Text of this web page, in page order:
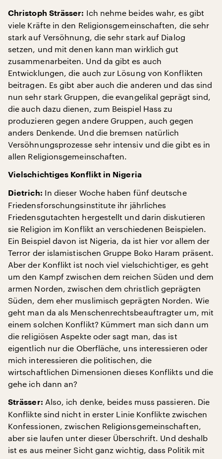
Christoph Strässer: Ich nehme beides wahr, es gibt
viele Kräfte in den Religionsgemeinschaften, die sehr
stark auf Versöhnung, die sehr stark auf Dialog
setzen, und mit denen kann man wirklich gut
zusammenarbeiten. Und da gibt es auch
Entwicklungen, die auch zur Lösung von Konflikten
beitragen. Es gibt aber auch die anderen und das sind
nun sehr stark Gruppen, die evangelikal geprägt sind,
die auch dazu dienen, zum Beispiel Hass zu
produzieren gegen andere Gruppen, auch gegen
anders Denkende. Und die bremsen natürlich
Versöhnungsprozesse sehr intensiv und die gibt es in
allen Religionsgemeinschaften.
Vielschichtiges Konflikt in Nigeria
Dietrich: In dieser Woche haben fünf deutsche
Friedensforschungsinstitute ihr jährliches
Friedensgutachten hergestellt und darin diskutieren
sie Religion im Konflikt an verschiedenen Beispielen.
Ein Beispiel davon ist Nigeria, da ist hier vor allem der
Terror der islamistischen Gruppe Boko Haram präsent.
Aber der Konflikt ist noch viel vielschichtiger, es geht
um den Kampf zwischen dem reichen Süden und dem
armen Norden, zwischen dem christlich geprägten
Süden, dem eher muslimisch geprägten Norden. Wie
geht man da als Menschenrechtsbeauftragter um, mit
einem solchen Konflikt? Kümmert man sich dann um
die religiösen Aspekte oder sagt man, das ist
eigentlich nur die Oberfläche, uns interessieren oder
mich interessieren die politischen, die
wirtschaftlichen Dimensionen dieses Konflikts und die
gehe ich dann an?
Strässer: Also, ich denke, beides muss passieren. Die
Konflikte sind nicht in erster Linie Konflikte zwischen
Konfessionen, zwischen Religionsgemeinschaften,
aber sie laufen unter dieser Überschrift. Und deshalb
ist es aus meiner Sicht ganz wichtig, dass Politik mit